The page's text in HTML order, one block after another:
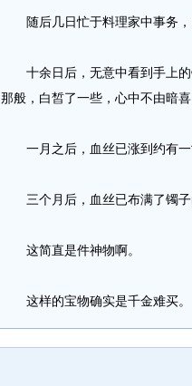
随后几日忙于料理家中事务，
十余日后，无意中看到手上的
那般，白皙了一些，心中不由暗喜
一月之后，血丝已涨到约有一
三个月后，血丝已布满了镯子
这简直是件神物啊。
这样的宝物确实是千金难买。